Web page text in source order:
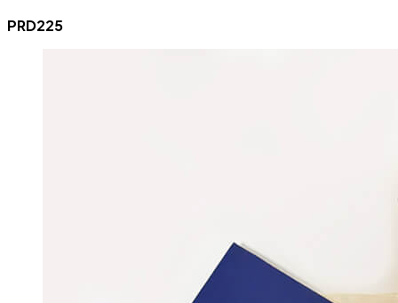
PRD225